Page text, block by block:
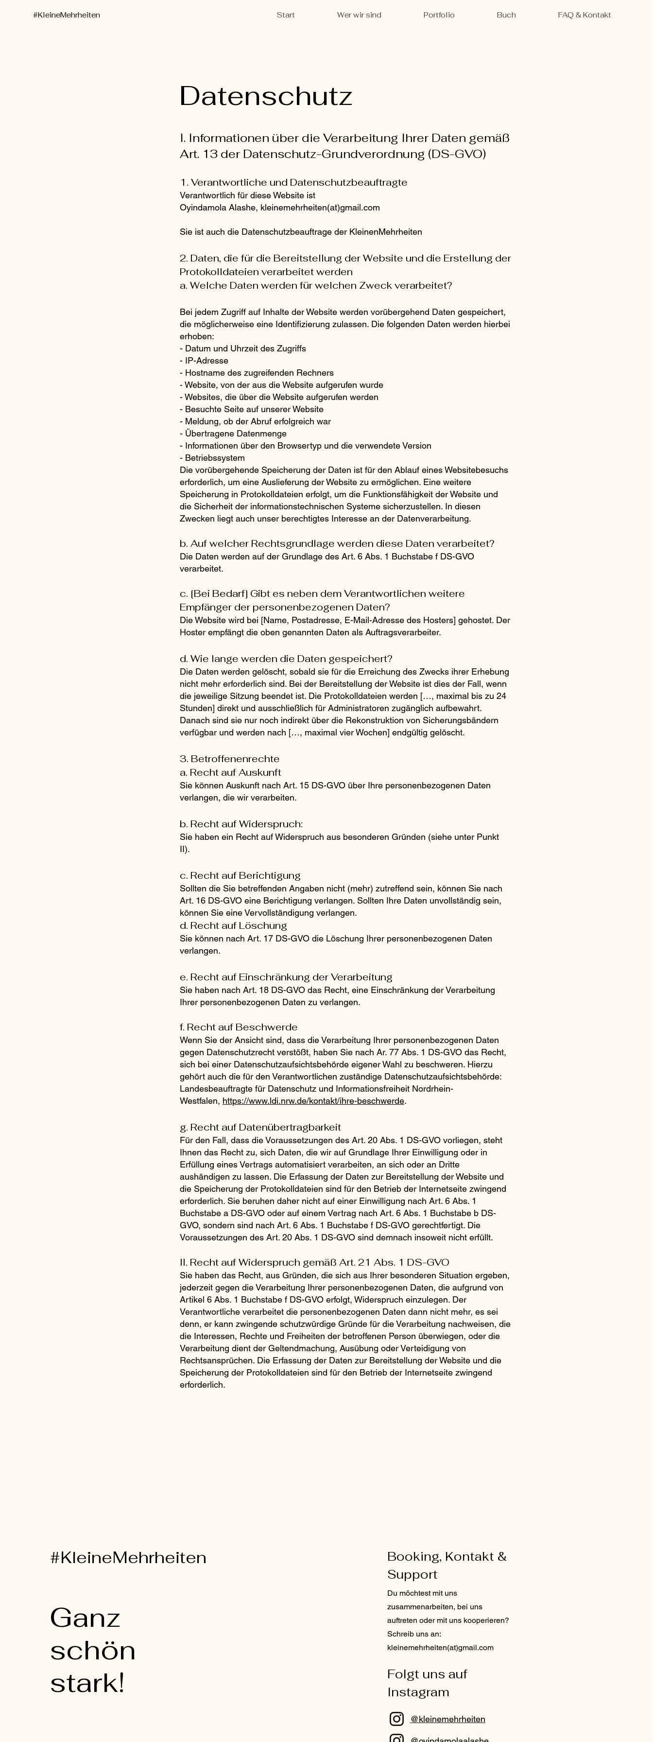
#KleineMehrheiten Start Wer wir sind Portfolio Buch FAQ & Kontakt
Datenschutz
I. Informationen über die Verarbeitung Ihrer Daten gemäß
Art. 13 der Datenschutz-Grundverordnung (DS-GVO)
1. Verantwortliche und Datenschutzbeauftragte
Verantwortlich für diese Website ist
Oyindamola Alashe, kleinemehrheiten(at)gmail.com
Sie ist auch die Datenschutzbeauftrage der KleinenMehrheiten
2. Daten, die für die Bereitstellung der Website und die Erstellung der
Protokolldateien verarbeitet werden
a. Welche Daten werden für welchen Zweck verarbeitet?
Bei jedem Zugriff auf Inhalte der Website werden vorübergehend Daten gespeichert,
die möglicherweise eine Identifizierung zulassen. Die folgenden Daten werden hierbei
erhoben:
- Datum und Uhrzeit des Zugriffs
- IP-Adresse
- Hostname des zugreifenden Rechners
- Website, von der aus die Website aufgerufen wurde
- Websites, die über die Website aufgerufen werden
- Besuchte Seite auf unserer Website
- Meldung, ob der Abruf erfolgreich war
- Übertragene Datenmenge
- Informationen über den Browsertyp und die verwendete Version
- Betriebssystem
Die vorübergehende Speicherung der Daten ist für den Ablauf eines Websitebesuchs
erforderlich, um eine Auslieferung der Website zu ermöglichen. Eine weitere
Speicherung in Protokolldateien erfolgt, um die Funktionsfähigkeit der Website und
die Sicherheit der informationstechnischen Systeme sicherzustellen. In diesen
Zwecken liegt auch unser berechtigtes Interesse an der Datenverarbeitung.
b. Auf welcher Rechtsgrundlage werden diese Daten verarbeitet?
Die Daten werden auf der Grundlage des Art. 6 Abs. 1 Buchstabe f DS-GVO
verarbeitet.
c. [Bei Bedarf] Gibt es neben dem Verantwortlichen weitere
Empfänger der personenbezogenen Daten?
Die Website wird bei [Name, Postadresse, E-Mail-Adresse des Hosters] gehostet. Der
Hoster empfängt die oben genannten Daten als Auftragsverarbeiter.
d. Wie lange werden die Daten gespeichert?
Die Daten werden gelöscht, sobald sie für die Erreichung des Zwecks ihrer Erhebung
nicht mehr erforderlich sind. Bei der Bereitstellung der Website ist dies der Fall, wenn
die jeweilige Sitzung beendet ist. Die Protokolldateien werden […, maximal bis zu 24
Stunden] direkt und ausschließlich für Administratoren zugänglich aufbewahrt.
Danach sind sie nur noch indirekt über die Rekonstruktion von Sicherungsbändern
verfügbar und werden nach […, maximal vier Wochen] endgültig gelöscht.
3. Betroffenenrechte
a. Recht auf Auskunft
Sie können Auskunft nach Art. 15 DS-GVO über Ihre personenbezogenen Daten
verlangen, die wir verarbeiten.
b. Recht auf Widerspruch:
Sie haben ein Recht auf Widerspruch aus besonderen Gründen (siehe unter Punkt
II).
c. Recht auf Berichtigung
Sollten die Sie betreffenden Angaben nicht (mehr) zutreffend sein, können Sie nach
Art. 16 DS-GVO eine Berichtigung verlangen. Sollten Ihre Daten unvollständig sein,
können Sie eine Vervollständigung verlangen.
d. Recht auf Löschung
Sie können nach Art. 17 DS-GVO die Löschung Ihrer personenbezogenen Daten
verlangen.
e. Recht auf Einschränkung der Verarbeitung
Sie haben nach Art. 18 DS-GVO das Recht, eine Einschränkung der Verarbeitung
Ihrer personenbezogenen Daten zu verlangen.
f. Recht auf Beschwerde
Wenn Sie der Ansicht sind, dass die Verarbeitung Ihrer personenbezogenen Daten
gegen Datenschutzrecht verstößt, haben Sie nach Ar. 77 Abs. 1 DS-GVO das Recht,
sich bei einer Datenschutzaufsichtsbehörde eigener Wahl zu beschweren. Hierzu
gehört auch die für den Verantwortlichen zuständige Datenschutzaufsichtsbehörde:
Landesbeauftragte für Datenschutz und Informationsfreiheit Nordrhein-
Westfalen, https://www.ldi.nrw.de/kontakt/ihre-beschwerde.
g. Recht auf Datenübertragbarkeit
Für den Fall, dass die Voraussetzungen des Art. 20 Abs. 1 DS-GVO vorliegen, steht
Ihnen das Recht zu, sich Daten, die wir auf Grundlage Ihrer Einwilligung oder in
Erfüllung eines Vertrags automatisiert verarbeiten, an sich oder an Dritte
aushändigen zu lassen. Die Erfassung der Daten zur Bereitstellung der Website und
die Speicherung der Protokolldateien sind für den Betrieb der Internetseite zwingend
erforderlich. Sie beruhen daher nicht auf einer Einwilligung nach Art. 6 Abs. 1
Buchstabe a DS-GVO oder auf einem Vertrag nach Art. 6 Abs. 1 Buchstabe b DS-
GVO, sondern sind nach Art. 6 Abs. 1 Buchstabe f DS-GVO gerechtfertigt. Die
Voraussetzungen des Art. 20 Abs. 1 DS-GVO sind demnach insoweit nicht erfüllt.
II. Recht auf Widerspruch gemäß Art. 21 Abs. 1 DS-GVO
Sie haben das Recht, aus Gründen, die sich aus Ihrer besonderen Situation ergeben,
jederzeit gegen die Verarbeitung Ihrer personenbezogenen Daten, die aufgrund von
Artikel 6 Abs. 1 Buchstabe f DS-GVO erfolgt, Widerspruch einzulegen. Der
Verantwortliche verarbeitet die personenbezogenen Daten dann nicht mehr, es sei
denn, er kann zwingende schutzwürdige Gründe für die Verarbeitung nachweisen, die
die Interessen, Rechte und Freiheiten der betroffenen Person überwiegen, oder die
Verarbeitung dient der Geltendmachung, Ausübung oder Verteidigung von
Rechtsansprüchen. Die Erfassung der Daten zur Bereitstellung der Website und die
Speicherung der Protokolldateien sind für den Betrieb der Internetseite zwingend
erforderlich.
#KleineMehrheiten
Ganz
schön
stark!
Booking, Kontakt &
Support
Du möchtest mit uns
zusammenarbeiten, bei uns
auftreten oder mit uns kooperieren?
Schreib uns an:
kleinemehrheiten(at)gmail.com
Folgt uns auf
Instagram
@kleinemehrheiten